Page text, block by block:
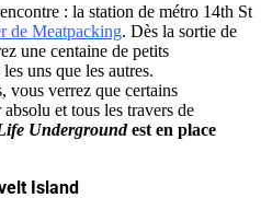
: la station de métro 14th St
de Meatpacking. Dès la sortie de
une centaine de petits
uns que les autres.
vous verrez que certains
et tous les travers de
Undergroundest en place
Island